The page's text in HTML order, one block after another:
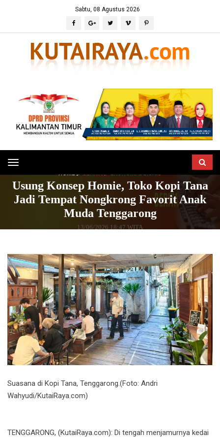
Sabtu, 08 Agustus 2026
Toggle
navigation
Usung Konsep Homie, Toko Kopi Tana
Jadi Tempat Nongkrong Favorit Anak
Muda Tenggarong
13/06/2026 18:47 WITA
Suasana di Kopi Tana, Tenggarong.(Foto: Andri
Wahyudi/KutaiRaya.com)
TENGGARONG, (KutaiRaya.com): Di tengah menjamurnya kedai